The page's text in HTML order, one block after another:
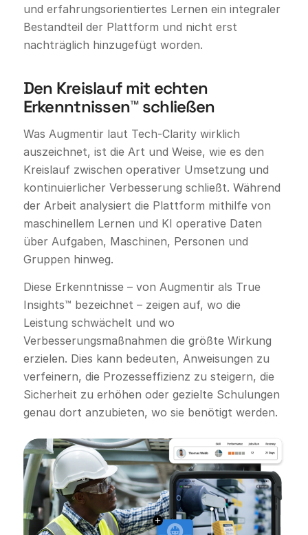
und erfahrungsorientiertes Lernen ein integraler
Bestandteil der Plattform und nicht erst
nachträglich hinzugefügt worden.
Den Kreislauf mit echten
Erkenntnissen™ schließen
Was Augmentir laut Tech-Clarity wirklich
auszeichnet, ist die Art und Weise, wie es den
Kreislauf zwischen operativer Umsetzung und
kontinuierlicher Verbesserung schließt. Während
der Arbeit analysiert die Plattform mithilfe von
maschinellem Lernen und KI operative Daten
über Aufgaben, Maschinen, Personen und
Gruppen hinweg.
Diese Erkenntnisse – von Augmentir als True
Insights™ bezeichnet – zeigen auf, wo die
Leistung schwächelt und wo
Verbesserungsmaßnahmen die größte Wirkung
erzielen. Dies kann bedeuten, Anweisungen zu
verfeinern, die Prozesseffizienz zu steigern, die
Sicherheit zu erhöhen oder gezielte Schulungen
genau dort anzubieten, wo sie benötigt werden.